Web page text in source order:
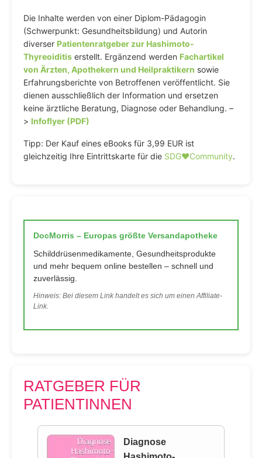
Die Inhalte werden von einer Diplom-Pädagogin
(Schwerpunkt: Gesundheitsbildung) und Autorin
diverser Patientenratgeber zur Hashimoto-
Thyreoiditis erstellt. Ergänzend werden Fachartikel
von Ärzten, Apothekern und Heilpraktikern sowie
Erfahrungsberichte von Betroffenen veröffentlicht. Sie
dienen ausschließlich der Information und ersetzen
keine ärztliche Beratung, Diagnose oder Behandlung. –
> Infoflyer (PDF)
Tipp: Der Kauf eines eBooks für 3,99 EUR ist
gleichzeitig Ihre Eintrittskarte für die SDG♥️Community.
DocMorris – Europas größte Versandapotheke
Schilddrüsenmedikamente, Gesundheitsprodukte
und mehr bequem online bestellen – schnell und
zuverlässig.
Hinweis: Bei diesem Link handelt es sich um einen Affiliate-
Link.
RATGEBER FÜR
PATIENTINNEN
Diagnose